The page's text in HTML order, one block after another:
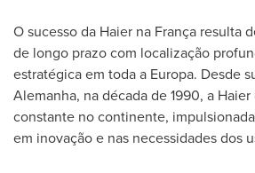
O sucesso da Haier na França resulta
de longo prazo com localização
estratégica em toda a Europa. Desde
Alemanha, na década de 1990, a
constante no continente,
em inovação e nas necessidades dos